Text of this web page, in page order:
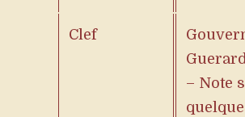
Clef
– Note